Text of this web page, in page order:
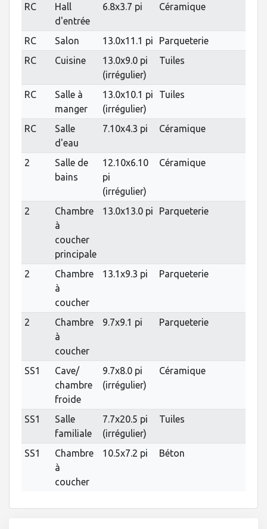
RC
Hall
d'entrée
6.8x3.7 pi Céramique
RC Salon 13.0x11.1 pi
Parqueterie
RC
Cuisine
13.0x9.0 pi
(irrégulier)
Tuiles
RC
Salle à
manger
13.0x10.1 pi
(irrégulier)
Tuiles
RC
Salle
d'eau
7.10x4.3 pi Céramique
2
Salle de
bains
12.10x6.10
pi
(irrégulier)
Céramique
2
Chambre
à
coucher
principale
13.0x13.0 pi Parqueterie
2
Chambre
à
coucher
13.1x9.3 pi Parqueterie
2
Chambre
à
coucher
9.7x9.1 pi Parqueterie
SS1
Cave/
chambre
froide
9.7x8.0 pi
(irrégulier)
Céramique
SS1
Salle
familiale
7.7x20.5 pi
(irrégulier)
Tuiles
SS1
Chambre
à
coucher
10.5x7.2 pi Béton